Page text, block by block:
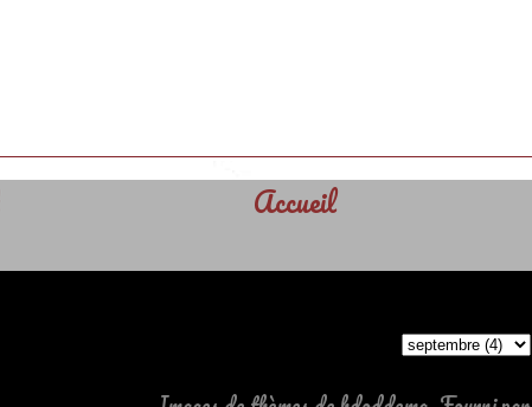
Accueil